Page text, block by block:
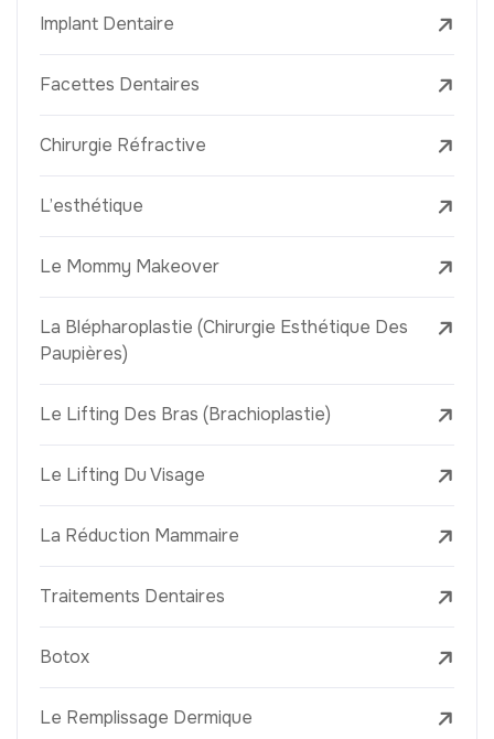
Implant Dentaire
Facettes Dentaires
Chirurgie Réfractive
L’esthétique
Le Mommy Makeover
La Blépharoplastie (Chirurgie Esthétique Des
Paupières)
Le Lifting Des Bras (Brachioplastie)
Le Lifting Du Visage
La Réduction Mammaire
Traitements Dentaires
Botox
Le Remplissage Dermique